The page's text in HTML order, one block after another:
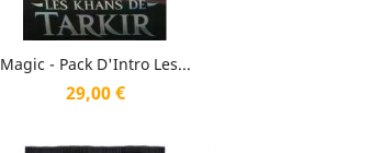
Magic - Pack D'Intro Les...
Prix
29,00 €
 Aperçu rapide